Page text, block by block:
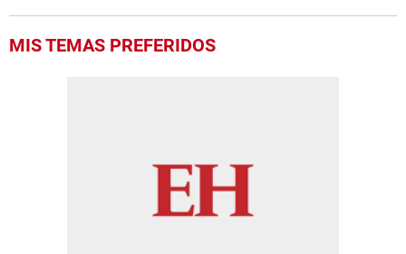
MIS TEMAS PREFERIDOS